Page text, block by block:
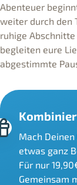
Abenteuer
weiter durch den
ruhige
begleiten eure
abgestimmte
Mach
etwas ganz
Für nur
Gemeinsam